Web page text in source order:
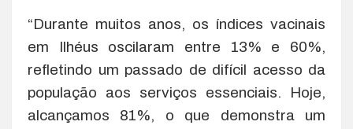
“Durante muitos anos, os índices vacinais
em Ilhéus oscilaram entre 13% e 60%,
refletindo um passado de difícil acesso da
população aos serviços essenciais. Hoje,
alcançamos 81%, o que demonstra um